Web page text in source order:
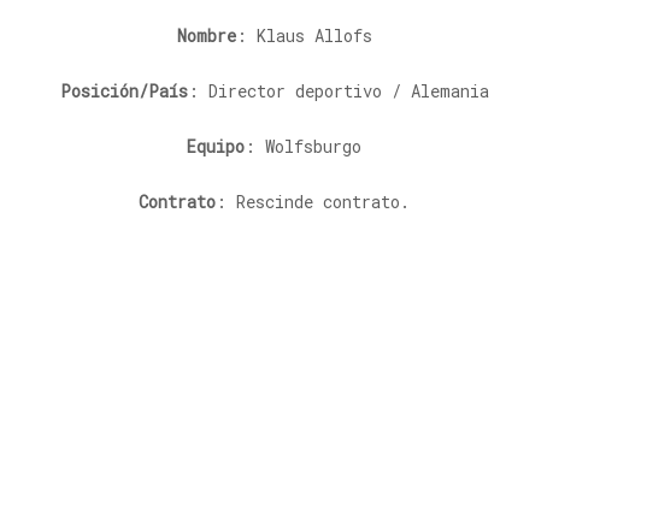
Nombre: Klaus Allofs
Posición/País: Director deportivo / Alemania
Equipo : Wolfsburgo
Contrato : Rescinde contrato.